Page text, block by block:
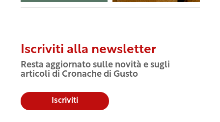
Iscriviti alla newsletter
Resta aggiornato sulle novità e sugli
articoli di Cronache di Gusto
Iscriviti